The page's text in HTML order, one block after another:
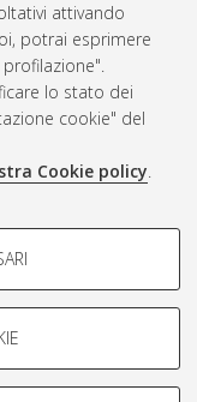
attivando
potrai esprimere
lo stato dei
cookie" del
Cookie policy.
caratteristiche della
al loro comportamento